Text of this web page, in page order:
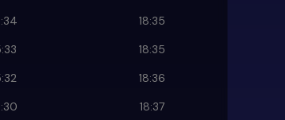
18:35
18:35
18:36
18:37